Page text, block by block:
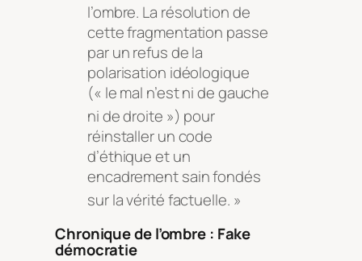
l’ombre. La résolution de
cette fragmentation passe
par un refus de la
polarisation idéologique
(« le mal n’est ni de gauche
ni de droite ») pour
réinstaller un code
d’éthique et un
encadrement sain fondés
sur la vérité factuelle. »
Chronique de l’ombre : Fake
démocratie